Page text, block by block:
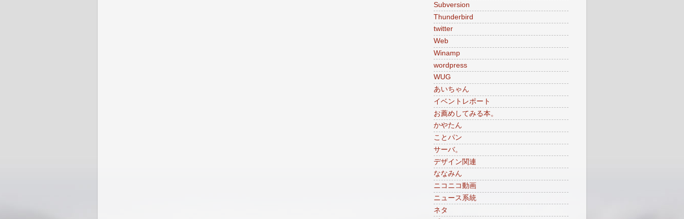
Subversion
Thunderbird
twitter
Web
Winamp
wordpress
WUG
あいちゃん
イベントレポート
お薦めしてみる本。
かやたん
ことパン
サーバ。
デザイン関連
ななみん
ニコニコ動画
ニュース系統
ネタ